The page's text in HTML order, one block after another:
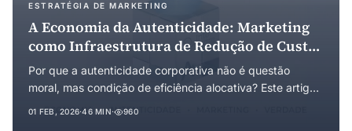
ESTRATÉGIA DE MARKETING
A Economia da Autenticidade: Marketing
como Infraestrutura de Redução de Custos
de Transação e o Conceito de Público-Ideal
Por que a autenticidade corporativa não é questão
moral, mas condição de eficiência alocativa? Este artigo
01 FEB, 2026·46 MIN· 960